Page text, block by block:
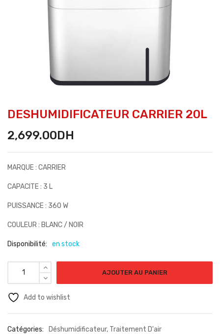
DESHUMIDIFICATEUR CARRIER 20L
2,699.00DH
MARQUE : CARRIER
CAPACITE : 3 L
PUISSANCE : 360 W
COULEUR : BLANC / NOIR
Disponibilité: en stock
AJOUTER AU PANIER
Add to wishlist
Catégories: Déshumidificateur, Traitement D'air